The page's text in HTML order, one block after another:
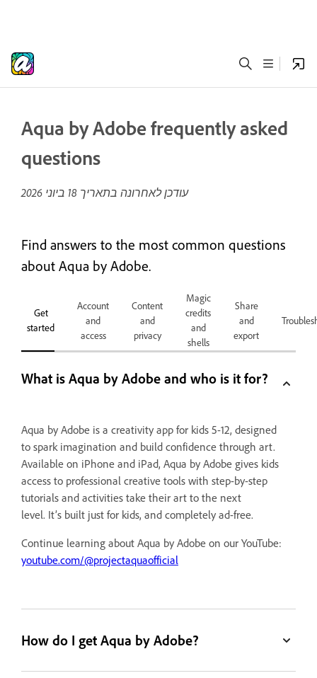
Aqua by Adobe frequently asked
questions
עודכן לאחרונה בתאריך 18 ביוני 2026
Find answers to the most common questions
about Aqua by Adobe.
Get
started
Account
and
access
Content
and
privacy
Magic
credits
and
shells
Share
and
export
What is Aqua by Adobe and who is it for?
Aqua by Adobe is a creativity app for kids 5-12, designed
to spark imagination and build confidence through art.
Available on iPhone and iPad, Aqua by Adobe gives kids
access to professional creative tools with step-by-step
tutorials and activities take their art to the next
level. It’s built just for kids, and completely ad-free.
Continue learning about Aqua by Adobe on our YouTube:
youtube.com/@projectaquaofficial
How do I get Aqua by Adobe?